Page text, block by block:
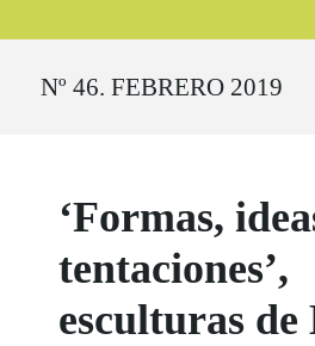
Nº 46. FEBRERO 2019
‘Formas,
tentaciones’,
esculturas